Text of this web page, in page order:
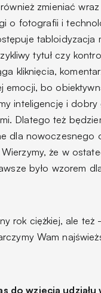
zmieniać
o fotografii i
tabloidyzacja
tytuł czy
kliknięcia,
emocji, bo
inteligencję i
Dlatego też
dla nowoczesnego
że w
było wzorem
rok ciężkiej, ale
Wam
do wzięcia